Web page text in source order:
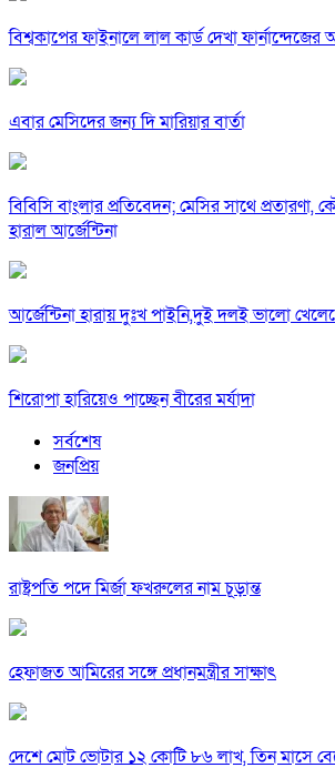
বিশ্বকাপের ফাইনালে লাল কার্ড দেখা ফার্নান্দেজের
এবার মেসিদের জন্য দি মারিয়ার বার্তা
বিবিসি বাংলার প্রতিবেদন; মেসির সাথে
হারাল আর্জেন্টিনা
আর্জেন্টিনা হারায় দুঃখ পাইনি,দুই দলই ভালো
শিরোপা হারিয়েও পাচ্ছেন বীরের মর্যাদা
সর্বশেষ
জনপ্রিয়
রাষ্ট্রপতি পদে মির্জা ফখরুলের নাম চূড়ান্ত
হেফাজত আমিরের সঙ্গে প্রধানমন্ত্রীর সাক্ষাৎ
দেশে মোট ভোটার ১২ কোটি ৮৬ লাখ, তিন মাসে